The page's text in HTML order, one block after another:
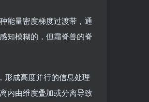
能量密度梯度过渡带，通
知模糊的，但霜脊兽的脊
形成高度并行的信息处理
由维度叠加或分离导致